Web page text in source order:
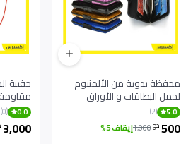
محفظة يدوية من الألمنيوم
لحمل البطاقات و الأوراق
النقدية
5.0
(2)
500دج1,000إيقاف 5%
0.0
(0)
3,000